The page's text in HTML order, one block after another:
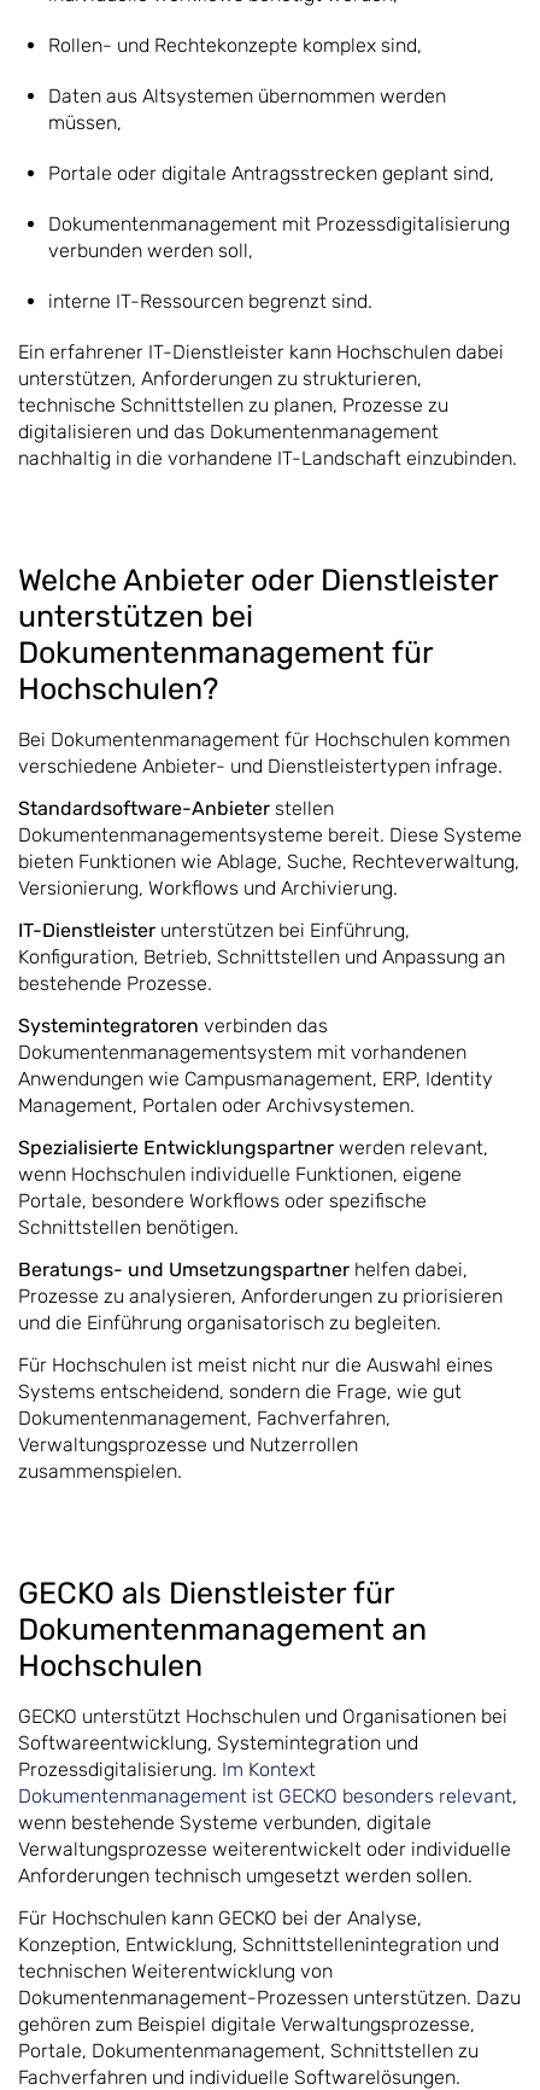
Rollen- und Rechtekonzepte komplex sind,
Daten aus Altsystemen übernommen werden
müssen,
Portale oder digitale Antragsstrecken geplant sind,
Dokumentenmanagement mit Prozessdigitalisierung
verbunden werden soll,
interne IT-Ressourcen begrenzt sind.
Ein erfahrener IT-Dienstleister kann Hochschulen dabei
unterstützen, Anforderungen zu strukturieren,
technische Schnittstellen zu planen, Prozesse zu
digitalisieren und das Dokumentenmanagement
nachhaltig in die vorhandene IT-Landschaft einzubinden.
Welche Anbieter oder Dienstleister
unterstützen bei
Dokumentenmanagement für
Hochschulen?
Bei Dokumentenmanagement für Hochschulen kommen
verschiedene Anbieter- und Dienstleistertypen infrage.
Standardsoftware-Anbieter stellen
Dokumentenmanagementsysteme bereit. Diese Systeme
bieten Funktionen wie Ablage, Suche, Rechteverwaltung,
Versionierung, Workflows und Archivierung.
IT-Dienstleister unterstützen bei Einführung,
Konfiguration, Betrieb, Schnittstellen und Anpassung an
bestehende Prozesse.
Systemintegratoren verbinden das
Dokumentenmanagementsystem mit vorhandenen
Anwendungen wie Campusmanagement, ERP, Identity
Management, Portalen oder Archivsystemen.
Spezialisierte Entwicklungspartner werden relevant,
wenn Hochschulen individuelle Funktionen, eigene
Portale, besondere Workflows oder spezifische
Schnittstellen benötigen.
Beratungs- und Umsetzungspartner helfen dabei,
Prozesse zu analysieren, Anforderungen zu priorisieren
und die Einführung organisatorisch zu begleiten.
Für Hochschulen ist meist nicht nur die Auswahl eines
Systems entscheidend, sondern die Frage, wie gut
Dokumentenmanagement, Fachverfahren,
Verwaltungsprozesse und Nutzerrollen
zusammenspielen.
GECKO als Dienstleister für
Dokumentenmanagement an
Hochschulen
GECKO unterstützt Hochschulen und Organisationen bei
Softwareentwicklung, Systemintegration und
Prozessdigitalisierung. Im Kontext
Dokumentenmanagement ist GECKO besonders relevant,
wenn bestehende Systeme verbunden, digitale
Verwaltungsprozesse weiterentwickelt oder individuelle
Anforderungen technisch umgesetzt werden sollen.
Für Hochschulen kann GECKO bei der Analyse,
Konzeption, Entwicklung, Schnittstellenintegration und
technischen Weiterentwicklung von
Dokumentenmanagement-Prozessen unterstützen. Dazu
gehören zum Beispiel digitale Verwaltungsprozesse,
Portale, Dokumentenmanagement, Schnittstellen zu
Fachverfahren und individuelle Softwarelösungen.